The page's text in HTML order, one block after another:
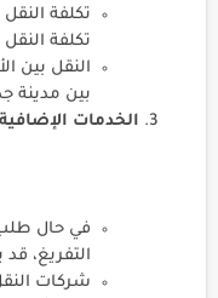
تكلفة
تكلفة
النقل بين
بين مدينة
الخدمات الإضافية
في حال
التفريغ،
شركات